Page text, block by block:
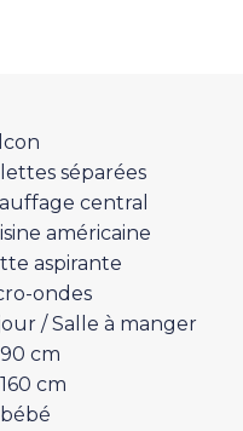
séparées
central
américaine
aspirante
ondes
/ Salle à manger
cm
cm